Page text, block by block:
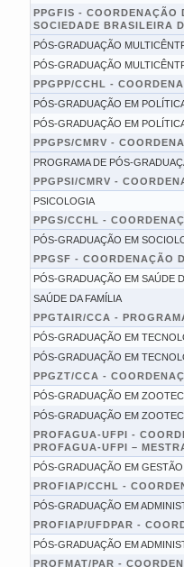
PPGFIS - COORDENAÇÃO
SOCIEDADE BRASILEIRA
PÓS-GRADUAÇÃO
PÓS-GRADUAÇÃO
PPGPP/CCHL -
PÓS-GRADUAÇÃO EM
PÓS-GRADUAÇÃO EM
PPGPS/CMRV -
PROGRAMA DE PÓS-
PPGPSI/CMRV -
PSICOLOGIA
PPGS/CCHL -
PÓS-GRADUAÇÃO EM
PPGSF - COORDENAÇÃO
PÓS-GRADUAÇÃO EM SAÚDE
SAÚDE DA FAMÍLIA
PPGTAIR/CCA -
PÓS-GRADUAÇÃO EM
PÓS-GRADUAÇÃO EM
PPGZT/CCA -
PÓS-GRADUAÇÃO EM
PÓS-GRADUAÇÃO EM
PROFAGUA-UFPI -
PROFAGUA-UFPI –
PÓS-GRADUAÇÃO EM
PROFIAP/CCHL -
PÓS-GRADUAÇÃO EM
PROFIAP/UFDPAR -
PÓS-GRADUAÇÃO EM
PROFMAT/PAR -